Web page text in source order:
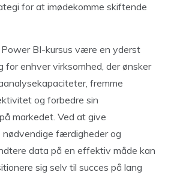
for at imødekomme skiftende
BI-kursus være en yderst
for enhver virksomhed, der ønsker
fremme
og forbedre sin
markedet. Ved at give
nødvendige færdigheder og
data på en effektiv måde kan
sig selv til succes på lang